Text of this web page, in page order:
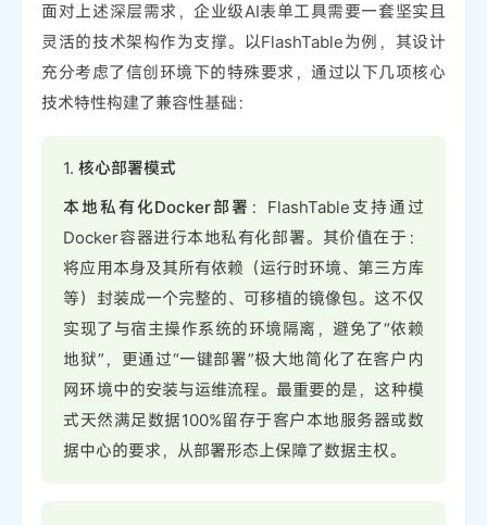
面对上述深层需求，企业级AI表单工具需要一套坚实且
灵活的技术架构作为支撑。以FlashTable为例，其设计
充分考虑了信创环境下的特殊要求，通过以下几项核心
技术特性构建了兼容性基础：
1.核心部署模式
本地私有化Docker部署 ：FlashTable支持通过
Docker容器进行本地私有化部署。其价值在于：
将应用本身及其所有依赖（运行时环境、第三方库
等）封装成一个完整的、可移植的镜像包。这不仅
实现了与宿主操作系统的环境隔离，避免了“依赖
地狱”，更通过“一键部署”极大地简化了在客户内
网环境中的安装与运维流程。最重要的是，这种模
式天然满足数据100%留存于客户本地服务器或数
据中心的要求，从部署形态上保障了数据主权。